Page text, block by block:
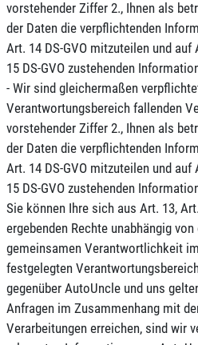
vorstehender Ziffer 2., Ihnen als
der Daten die verpflichtenden
Art. 14 DS-GVO mitzuteilen und
15 DS-GVO zustehenden
- Wir sind gleichermaßen
Verantwortungsbereich fallenden
vorstehender Ziffer 2., Ihnen als
der Daten die verpflichtenden
Art. 14 DS-GVO mitzuteilen und
15 DS-GVO zustehenden
Sie können Ihre sich aus Art. 13,
ergebenden Rechte unabhängig
gemeinsamen Verantwortlichkeit
festgelegten
gegenüber AutoUncle und uns
Anfragen im Zusammenhang mit
Verarbeitungen erreichen, sind wir